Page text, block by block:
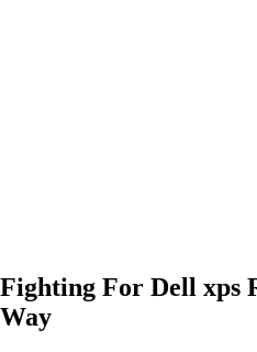
Fighting For Dell xps
Way